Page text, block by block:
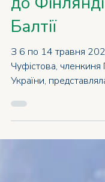
U_CAN на
арені:
REBIRTH
до
Балтії
час торговельної